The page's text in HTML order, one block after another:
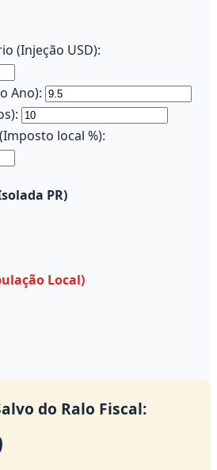
(Injeção USD):
Ano):
local %):
PR)
Local)
do Ralo Fiscal: